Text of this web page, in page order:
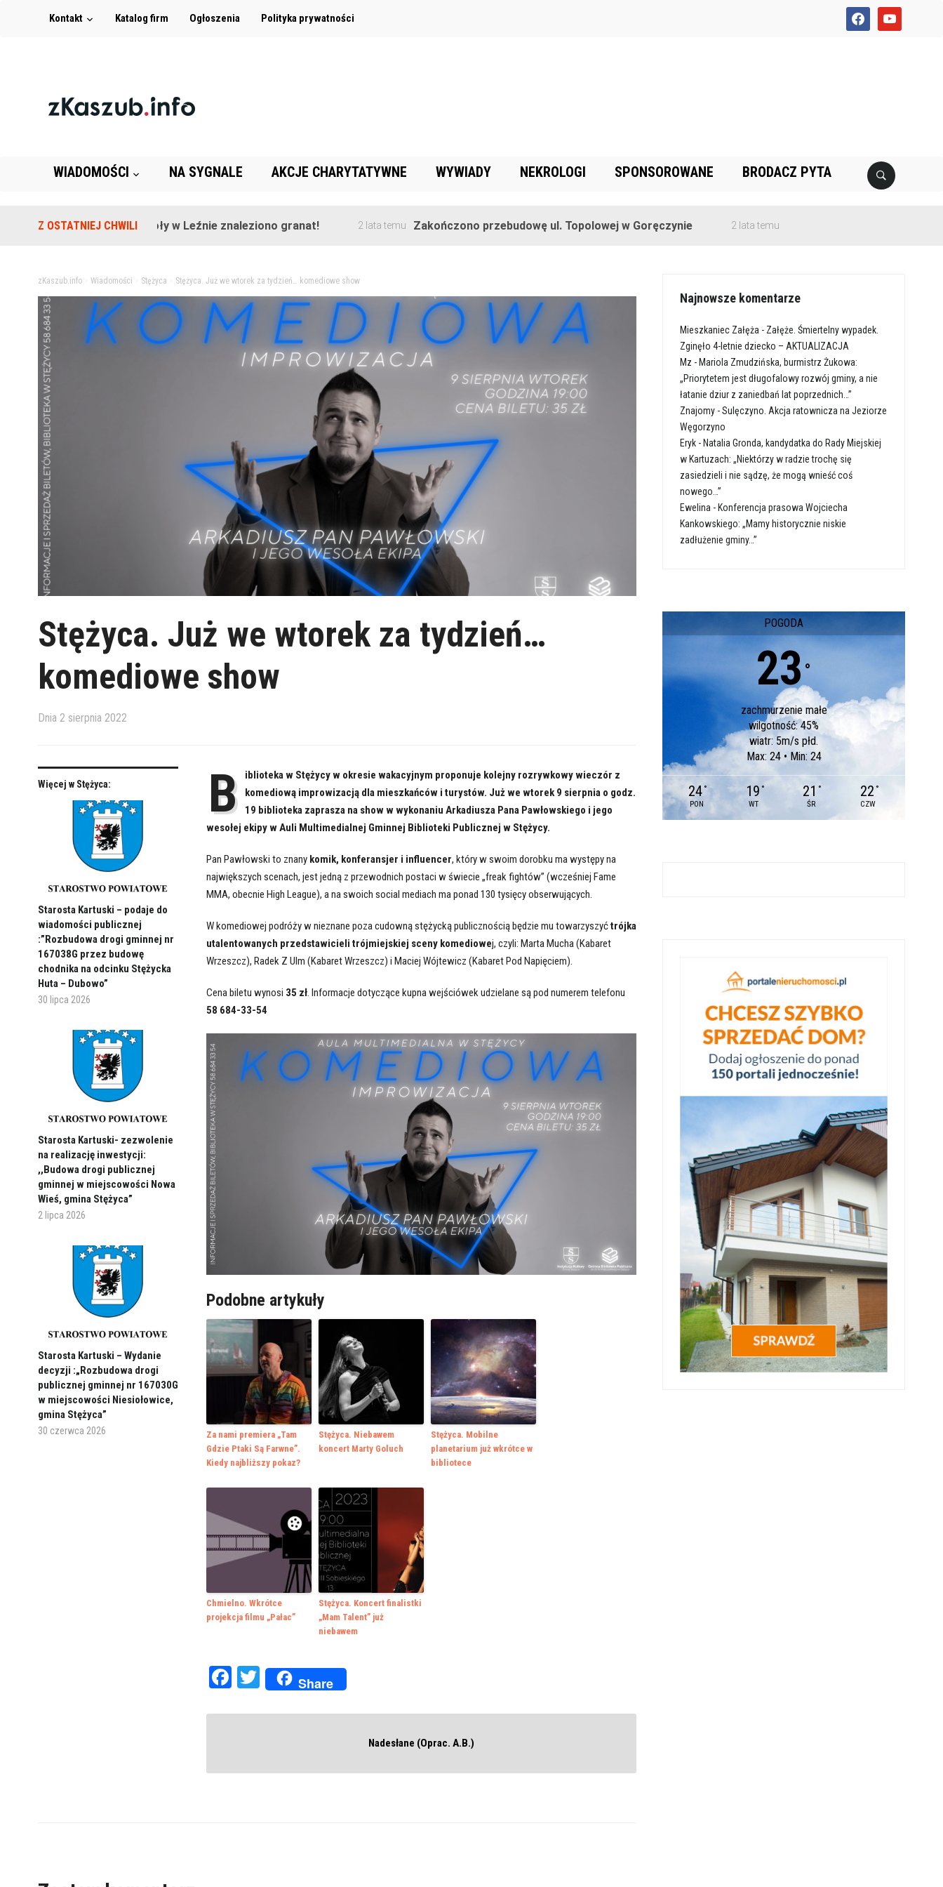
facebookyoutube
Kontakt Katalog firm Ogłoszenia Polityka prywatności
WIADOMOŚCI NA SYGNALE AKCJE CHARYTATYWNE WYWIADY NEKROLOGI SPONSOROWANE BRODACZ PYTA
Z OSTATNIEJ CHWILI
Na terenie szkoły w Leźnie znaleziono granat! 2 lata temu Zakończono przebudowę ul. Topolowej w Goręczynie 2 lata temu
zKaszub.info> Wiadomości Stężyca Stężyca. Już we wtorek za tydzień… komediowe show
Stężyca. Już we wtorek za tydzień…
komediowe show
Dnia 2 sierpnia 2022
Więcej w Stężyca:
Starosta Kartuski – podaje do
wiadomości publicznej
:”Rozbudowa drogi gminnej nr
167038G przez budowę
chodnika na odcinku Stężycka
Huta – Dubowo”
30 lipca 2026
Starosta Kartuski- zezwolenie
na realizację inwestycji:
,,Budowa drogi publicznej
gminnej w miejscowości Nowa
Wieś, gmina Stężyca”
2 lipca 2026
Starosta Kartuski – Wydanie
decyzji :„Rozbudowa drogi
publicznej gminnej nr 167030G
w miejscowości Niesiołowice,
gmina Stężyca”
30 czerwca 2026
B
iblioteka w Stężycy w okresie wakacyjnym proponuje kolejny rozrywkowy wieczór z
komediową improwizacją dla mieszkańców i turystów. Już we wtorek 9 sierpnia o godz.
19 biblioteka zaprasza na show w wykonaniu Arkadiusza Pana Pawłowskiego i jego
wesołej ekipy w Auli Multimedialnej Gminnej Biblioteki Publicznej w Stężycy.
Pan Pawłowski to znany komik, konferansjer i influencer, który w swoim dorobku ma występy na
największych scenach, jest jedną z przewodnich postaci w świecie „freak fightów” (wcześniej Fame
MMA, obecnie High League), a na swoich social mediach ma ponad 130 tysięcy obserwujących.
W komediowej podróży w nieznane poza cudowną stężycką publicznością będzie mu towarzyszyćtrójka
utalentowanych przedstawicieli trójmiejskiej sceny komediowej, czyli: Marta Mucha (Kabaret
Wrzeszcz), Radek Z Ulm (Kabaret Wrzeszcz) i Maciej Wójtewicz (Kabaret Pod Napięciem).
Cena biletu wynosi 35 zł. Informacje dotyczące kupna wejściówek udzielane są pod numerem telefonu
58 684-33-54
Podobne artykuły
Za nami premiera „Tam
Gdzie Ptaki Są Farwne”.
Kiedy najbliższy pokaz?
Stężyca. Niebawem
koncert Marty Goluch
Stężyca. Mobilne
planetarium już wkrótce w
bibliotece
Chmielno. Wkrótce
projekcja filmu „Pałac”
Stężyca. Koncert finalistki
„Mam Talent” już
niebawem
Facebook
Twitter
Share
Nadesłane (Oprac. A.B.)
Najnowsze komentarze
Mieszkaniec Załęża - Załęże. Śmiertelny wypadek.
Zginęło 4-letnie dziecko – AKTUALIZACJA
Mz - Mariola Zmudzińska, burmistrz Żukowa:
„Priorytetem jest długofalowy rozwój gminy, a nie
łatanie dziur z zaniedbań lat poprzednich…”
Znajomy -Sulęczyno. Akcja ratownicza na Jeziorze
Węgorzyno
Eryk - Natalia Gronda, kandydatka do Rady Miejskiej
w Kartuzach: „Niektórzy w radzie trochę się
zasiedzieli i nie sądzę, że mogą wnieść coś
nowego…”
Ewelina - Konferencja prasowa Wojciecha
Kankowskiego: „Mamy historycznie niskie
zadłużenie gminy…”
POGODA
23 °
zachmurzenie małe
wilgotność: 45%
wiatr: 5m/s płd.
Max: 24 • Min: 24
24 °
PON
19 °
WT
21 °
ŚR
22 °
CZW